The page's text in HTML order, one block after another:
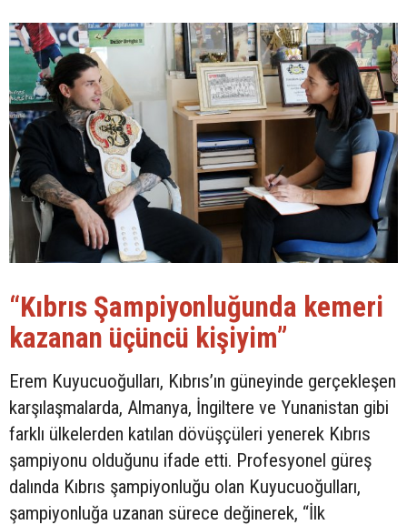
“Kıbrıs Şampiyonluğunda kemeri
kazanan üçüncü kişiyim”
Erem Kuyucuoğulları, Kıbrıs’ın güneyinde gerçekleşen
karşılaşmalarda, Almanya, İngiltere ve Yunanistan gibi
farklı ülkelerden katılan dövüşçüleri yenerek Kıbrıs
şampiyonu olduğunu ifade etti. Profesyonel güreş
dalında Kıbrıs şampiyonluğu olan Kuyucuoğulları,
şampiyonluğa uzanan sürece değinerek, “İlk